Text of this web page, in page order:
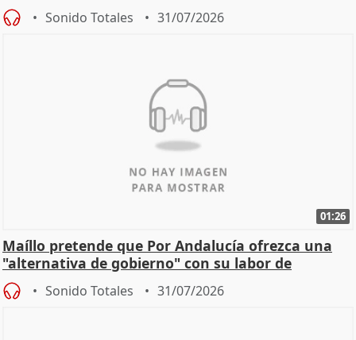
Sonido Totales 31/07/2026
01:26
Maíllo pretende que Por Andalucía ofrezca una
"alternativa de gobierno" con su labor de
oposición
Sonido Totales 31/07/2026